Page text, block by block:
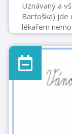
Uznávaný a
Bartoška) jde
lékařem
Olga (Zuzana
až o něj bude
Zuzana, jejíž
nedávno
vnučka
považovala